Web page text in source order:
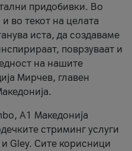
придобивки. Во
во текот на целата
иста, да создаваме
поврзуваат и
на нашите
Мирчев, главен
А1 Македонија
стриминг услуги
Gley. Сите корисници